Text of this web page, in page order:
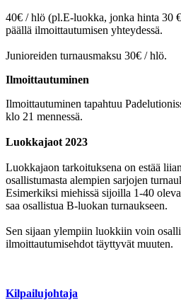
40€ / hlö (pl.E-luokka, jonka hinta 30
päällä ilmoittautumisen yhteydessä.
Junioreiden turnausmaksu 30€ / hlö.
Ilmoittautuminen
Ilmoittautuminen tapahtuu
klo 21 mennessä.
Luokkajaot 2023
Luokkajaon tarkoituksena on estää
osallistumasta alempien sarjojen
Esimerkiksi miehissä sijoilla 1-40
saa osallistua B-luokan turnaukseen.
Sen sijaan ylempiin luokkiin voin
ilmoittautumisehdot täyttyvät muuten.
Kilpailujohtaja